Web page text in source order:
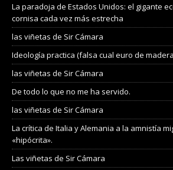
La paradoja de Estados Unidos: el gigante
cornisa cada vez más estrecha
las viñetas de Sir Cámara
Ideología practica (falsa cual euro de
las viñetas de Sir Cámara
De todo lo que no me ha servido.
las viñetas de Sir Cámara
La crítica de Italia y Alemania a la amnistía
«hipócrita».
Las viñetas de Sir Cámara